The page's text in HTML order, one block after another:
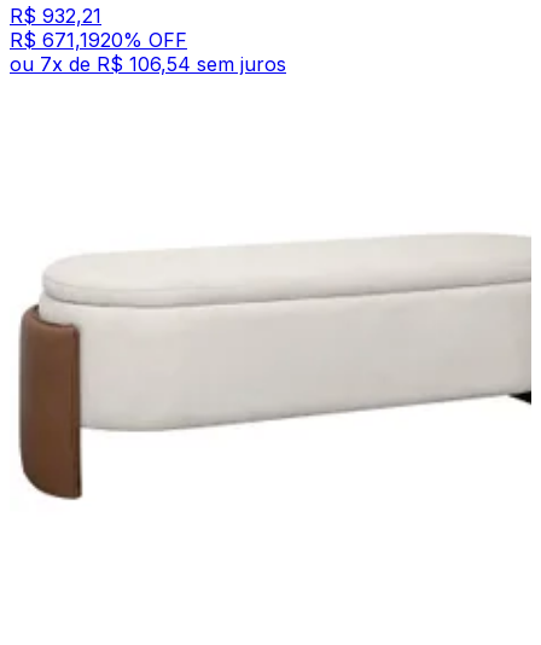
R$ 932,21
R$ 671,1920% OFF
ou 7x de R$ 106,54 sem juros